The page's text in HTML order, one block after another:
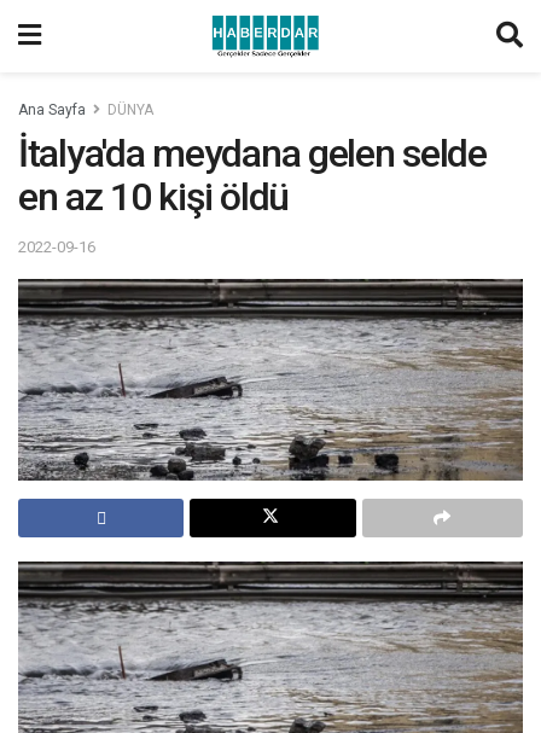
Ana Sayfa DÜNYA
İtalya'da meydana gelen selde
en az 10 kişi öldü
2022-09-16